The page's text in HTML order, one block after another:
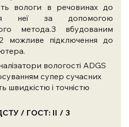
вологи в речовинах до
неї за допомогою
метода.З вбудованим
можливе підключення до
вологості ADGS
супер сучасних
швидкістю і точністю
/ ГОСТ: II / 3